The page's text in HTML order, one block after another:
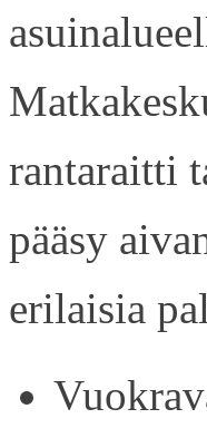
rantaraitti
pääsy
erilaisia